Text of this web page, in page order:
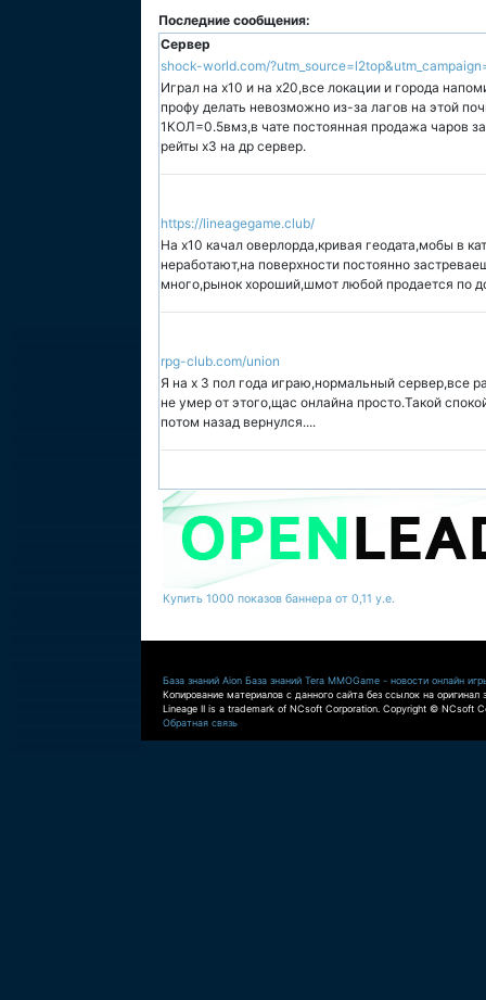
Последние сообщения:
Сервер
shock-world.com/
Играл на х10 и на х20,все локации и города
профу делать невозможно из-за лагов на этой
1КОЛ=0.5вмз,в чате постоянная продажа чаров
рейты х3 на др сервер.
https://lineagegame.club/
На х10 качал оверлорда,кривая геодата,мобы в
неработают,на поверхности постоянно
много,рынок хороший,шмот любой продается по
rpg-club.com/union
Я на х 3 пол года играю,нормальный сервер,все
не умер от этого,щас онлайна просто.Такой
потом назад вернулся....
Купить 1000 показов баннера от 0,11 у.е.
База знаний Aion База знаний Tera MMOGame - новости онлайн
Копирование материалов с данного сайта без ссылок на оригинал
Lineage II is a trademark of NCsoft Corporation. Copyright © NCsoft
Обратная связь